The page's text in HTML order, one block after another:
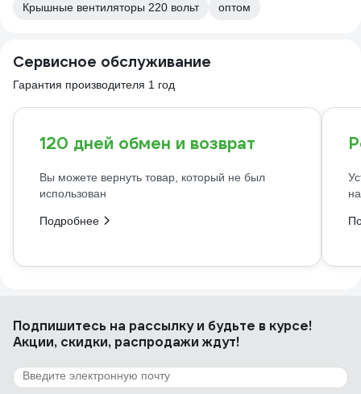
Крышные вентиляторы 220 вольт
оптом
Сервисное обслуживание
Гарантия производителя 1 год
120 дней обмен и возврат
Вы можете вернуть товар, который не был
использован
Подробнее
Подпишитесь на рассылкуи будьте в курсе!
Акции, скидки, распродажи ждут!